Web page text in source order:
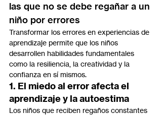
las que no se debe regañar a un
niño por errores
Transformar los errores en experiencias de
aprendizaje permite que los niños
desarrollen habilidades fundamentales
como la resiliencia, la creatividad y la
confianza en sí mismos.
1. El miedo al error afecta el
aprendizaje y la autoestima
Los niños que reciben regaños constantes